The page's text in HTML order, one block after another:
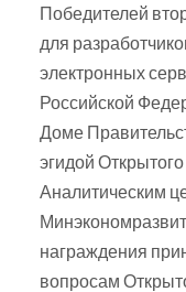
Победителей
для
электронных
Российской
Доме
эгидой
Аналитическим
награждения
вопросам